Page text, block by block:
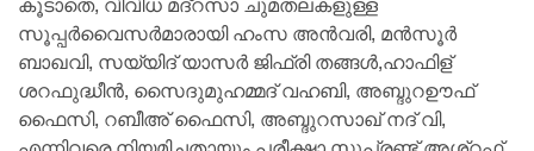
സൂപ്പര്‍വൈസര്‍മാരായി ഹംസ അന്‍വരി, മന്‍സൂര്‍
ബാഖവി, സയ്യിദ് യാസർ ജിഫ്രി തങ്ങൾ,ഹാഫിള്
ശറഫുദ്ധീന്‍, സൈദുമുഹമ്മദ് വഹബി, അബ്ദുറഊഫ്
ഫൈസി, റബീഅ് ഫൈസി, അബ്ദുറസാഖ് നദ് വി,